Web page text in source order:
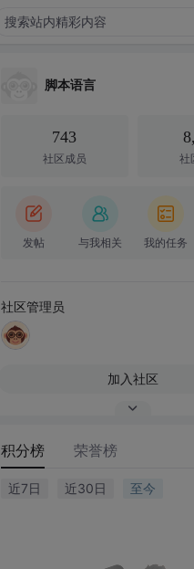
脚本语言
743
社区成员 社
发帖 与我相关 我的任务
社区管理员
加入社区
积分榜 荣誉榜
近7日 近30日 至今